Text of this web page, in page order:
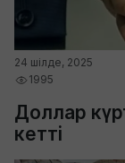
24 шілде, 2025
1995
Доллар
кетті